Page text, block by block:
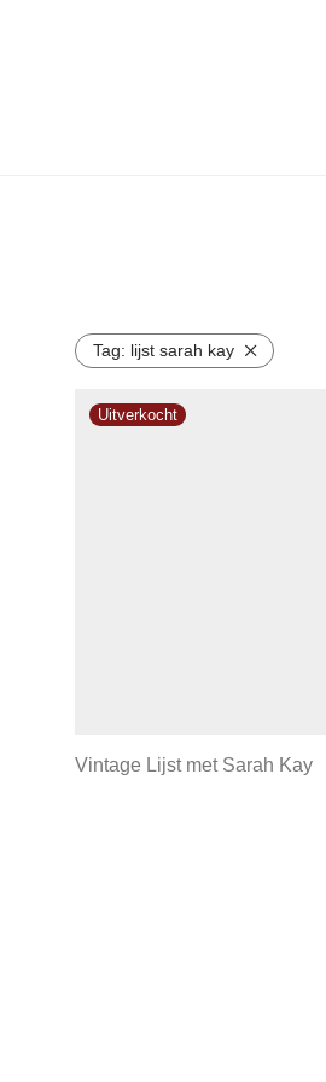
Tag: lijst sarah kay
Vintage Lijst met Sarah Kay